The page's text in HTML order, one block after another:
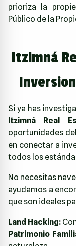
prioriza la
Público de la
Itzimná
Si ya has
Itzimná Real
oportunidades
en conectar a
todos los
No necesitas
ayudamos a
que son ideales
Land Hacking:
Patrimonio